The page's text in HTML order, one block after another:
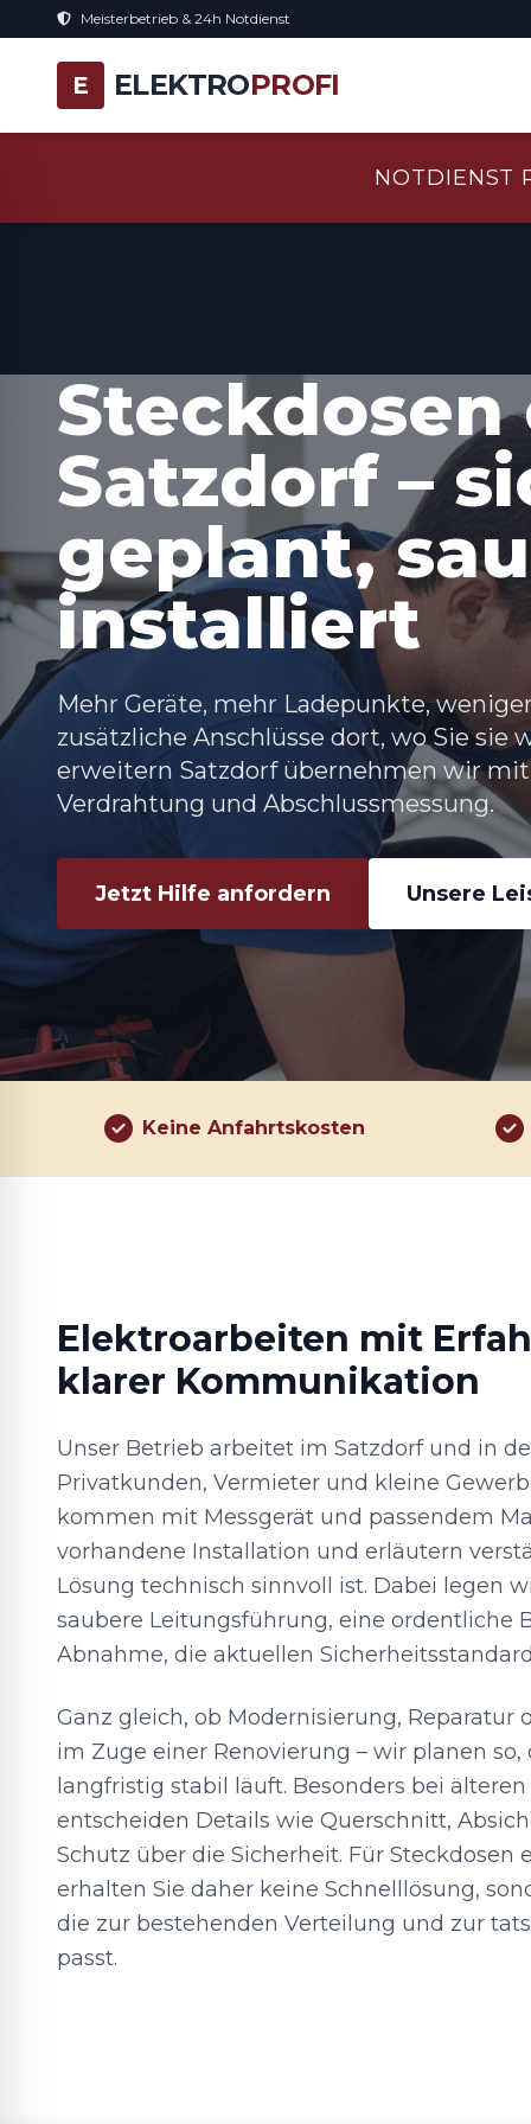
Meisterbetrieb & 24h Notdienst
E ELEKTROPROFI
NOTDIENST
Satzdorf –
geplant,
installiert
Mehr Geräte, mehr Ladepunkte,
zusätzliche Anschlüsse dort, wo Sie sie
erweitern Satzdorf übernehmen wir
Verdrahtung und Abschlussmessung.
Jetzt Hilfe anfordern Unsere
Keine Anfahrtskosten
Elektroarbeiten mit
klarer Kommunikation
Unser Betrieb arbeitet im Satzdorf und in
Privatkunden, Vermieter und kleine
kommen mit Messgerät und passendem
vorhandene Installation und erläutern
Lösung technisch sinnvoll ist. Dabei legen
saubere Leitungsführung, eine ordentliche
Abnahme, die aktuellen
Ganz gleich, ob Modernisierung, Reparatur
im Zuge einer Renovierung – wir planen so,
langfristig stabil läuft. Besonders bei
entscheiden Details wie Querschnitt,
Schutz über die Sicherheit. Für Steckdosen
erhalten Sie daher keine Schnelllösung,
die zur bestehenden Verteilung und zur
passt.